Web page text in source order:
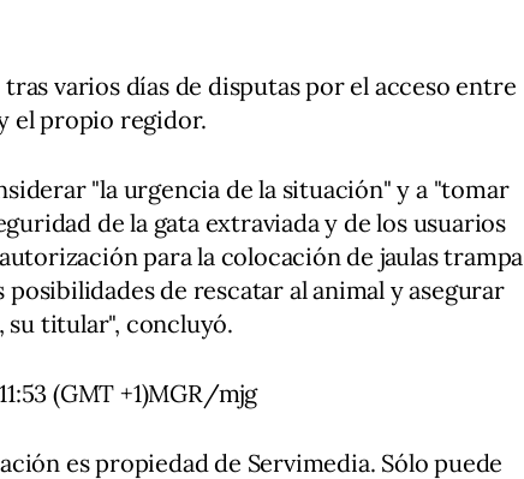
varios días de disputas por el acceso entre
el propio regidor.
"la urgencia de la situación" y a "tomar
de la gata extraviada y de los usuarios
para la colocación de jaulas trampa
de rescatar al animal y asegurar
su titular", concluyó.
(GMT +1)MGR/mjg
es propiedad de Servimedia. Sólo puede